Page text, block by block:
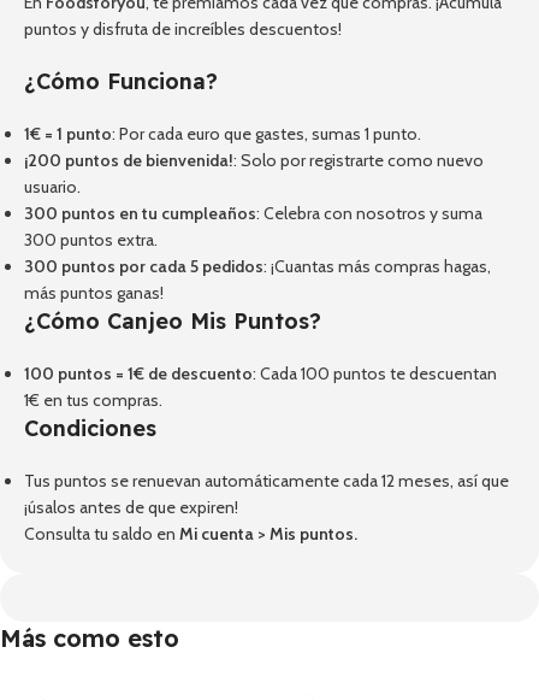
puntos y disfruta de increíbles descuentos!
¿Cómo Funciona?
1€ = 1 punto: Por cada euro que gastes, sumas 1 punto.
¡200 puntos de bienvenida!: Solo por registrarte como nuevo
usuario.
300 puntos en tu cumpleaños: Celebra con nosotros y suma
300 puntos extra.
300 puntos por cada 5 pedidos: ¡Cuantas más compras hagas,
más puntos ganas!
¿Cómo Canjeo Mis Puntos?
100 puntos = 1€ de descuento: Cada 100 puntos te descuentan
1€ en tus compras.
Condiciones
Tus puntos se renuevan automáticamente cada 12 meses, así que
¡úsalos antes de que expiren!
Consulta tu saldo en Mi cuenta > Mis puntos.
Más como esto